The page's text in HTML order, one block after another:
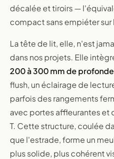
décalée et tiroirs —
compact sans empiéter sur
La tête de lit, elle, n'est
dans nos projets. Elle
200 à 300 mm de
flush, un éclairage de
parfois des rangements
avec portes affleurantes et
T. Cette structure, coulée
que l'estrade, forme un
plus solide, plus cohérent